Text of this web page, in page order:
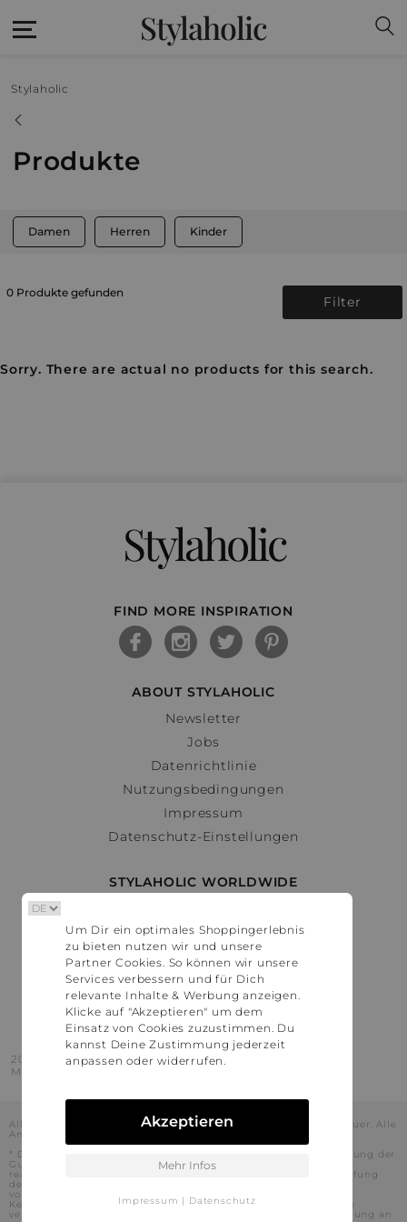
Stylaholic
Stylaholic
Produkte
Damen Herren Kinder
0 Produkte gefunden
Filter
Sorry. There are actual no products for this search.
Stylaholic
FIND MORE INSPIRATION
ABOUT STYLAHOLIC
Newsletter
Jobs
Datenrichtlinie
Nutzungsbedingungen
Impressum
Datenschutz-Einstellungen
STYLAHOLIC WORLDWIDE
Österreich
Schweiz
France
United States
2016 - 2026 © Stylaholic.
Made for you with love in munich.
Alle Preise inkl. der jeweils geltenden gesetzlichen Mehrwertsteuer. Alle
Angaben ohne Gewähr.
* Die angezeigten Preise beinhalten Rabatte, die durch die Nutzung der
Gutschein-Codes auf den Seiten unserer Partner voraussichtlich
realisiert werden können. Stylaholic führt keine vollständige Prüfung
der Gutschein-Codes durch und es kann daher in Einzelfällen
vorkommen, dass die Gutscheine abweichend von unserem
Kenntnisstand bei dem jeweiligen Shop nicht oder nur teilweise
verwendet werden können. Darüber hinaus kann deren Verwendung an
Um Dir ein optimales Shoppingerlebnis
zu bieten nutzen wir und unsere
Partner Cookies. So können wir unsere
Services verbessern und für Dich
relevante Inhalte & Werbung anzeigen.
Klicke auf "Akzeptieren" um dem
Einsatz von Cookies zuzustimmen. Du
kannst Deine Zustimmung jederzeit
anpassen oder widerrufen.
Akzeptieren
Mehr Infos
Impressum | Datenschutz